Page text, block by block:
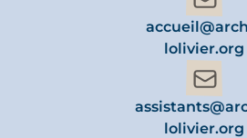
lolivier.org
lolivier.org